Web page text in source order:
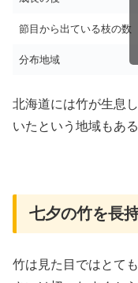
節目から出ている枝の数
分布地域
北海道には竹が生息
いたという地域もある
七夕の竹を長
竹は見た目ではとて